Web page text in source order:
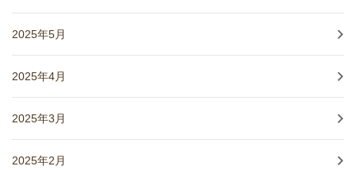
2025年5月
2025年4月
2025年3月
2025年2月